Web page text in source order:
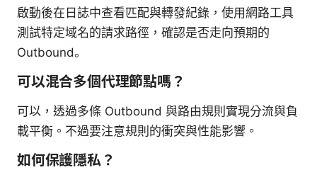
啟動後在日誌中查看匹配與轉發紀錄，使用網路工具
測試特定域名的請求路徑，確認是否走向預期的
Outbound。
可以混合多個代理節點嗎？
可以，透過多條 Outbound 與路由規則實現分流與負
載平衡。不過要注意規則的衝突與性能影響。
如何保護隱私？